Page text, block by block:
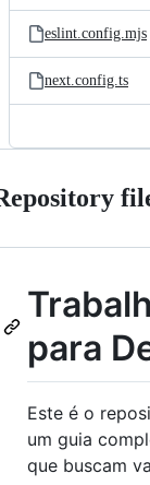
eslint.config.mjs
next.config.ts
para
Este é o
um guia
que buscam